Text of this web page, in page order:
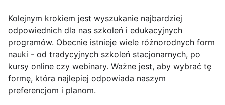
Kolejnym krokiem jest wyszukanie najbardziej
odpowiednich dla nas szkoleń i edukacyjnych
programów. Obecnie istnieje wiele różnorodnych form
nauki - od tradycyjnych szkoleń stacjonarnych, po
kursy online czy webinary. Ważne jest, aby wybrać tę
formę, która najlepiej odpowiada naszym
preferencjom i planom.